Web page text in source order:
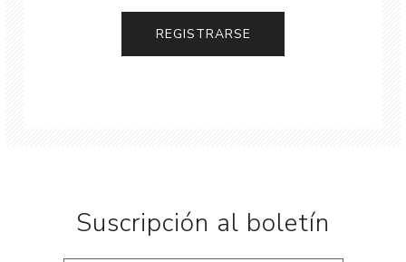
Suscripción al boletín